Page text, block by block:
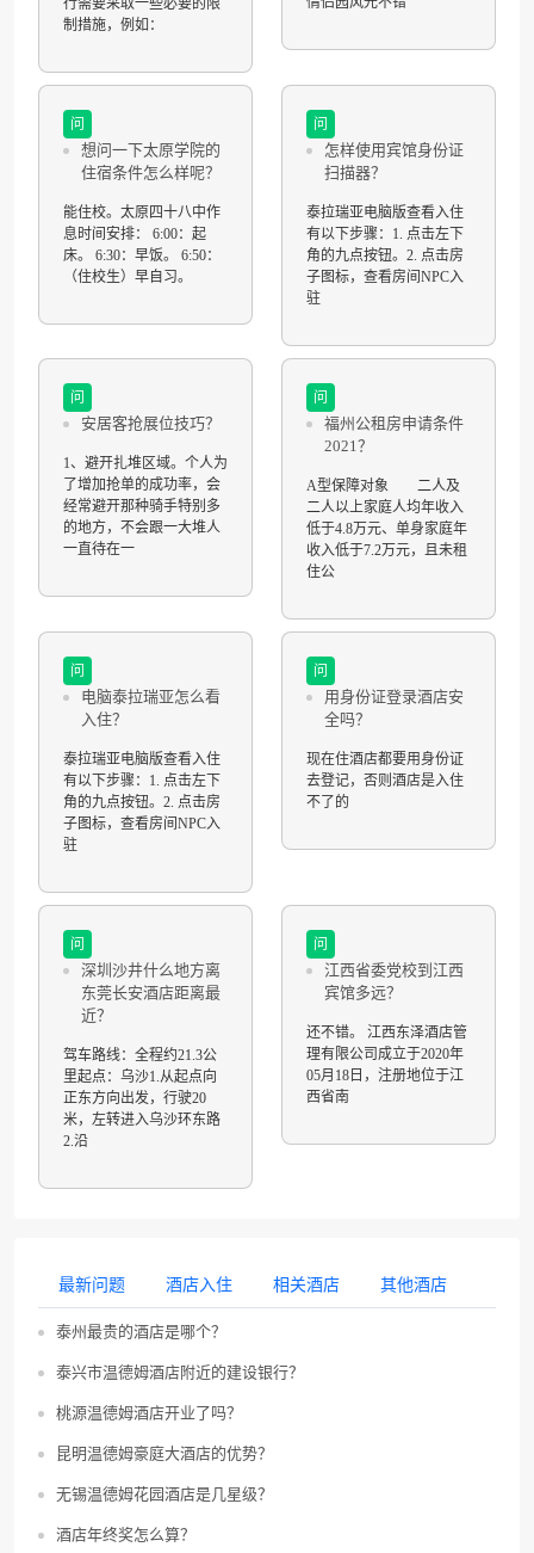
制措施，例如：
问
想问一下太原学院的
住宿条件怎么样呢？
能住校。太原四十八中作
息时间安排： 6:00：起
床。 6:30：早饭。 6:50：
（住校生）早自习。
问
怎样使用宾馆身份证
扫描器？
泰拉瑞亚电脑版查看入住
有以下步骤：1. 点击左下
角的九点按钮。2. 点击房
子图标，查看房间NPC入
驻
问
安居客抢展位技巧？
1、避开扎堆区域。个人为
了增加抢单的成功率，会
经常避开那种骑手特别多
的地方，不会跟一大堆人
一直待在一
问
福州公租房申请条件
2021？
A型保障对象 二人及
二人以上家庭人均年收入
低于4.8万元、单身家庭年
收入低于7.2万元，且未租
住公
问
电脑泰拉瑞亚怎么看
入住？
泰拉瑞亚电脑版查看入住
有以下步骤：1. 点击左下
角的九点按钮。2. 点击房
子图标，查看房间NPC入
驻
问
用身份证登录酒店安
全吗？
现在住酒店都要用身份证
去登记，否则酒店是入住
不了的
问
深圳沙井什么地方离
东莞长安酒店距离最
近？
驾车路线：全程约21.3公
里起点：乌沙1.从起点向
正东方向出发，行驶20
米，左转进入乌沙环东路
2.沿
问
江西省委党校到江西
宾馆多远？
还不错。 江西东泽酒店管
理有限公司成立于2020年
05月18日，注册地位于江
西省南
最新问题 酒店入住 相关酒店 其他酒店
泰州最贵的酒店是哪个？
泰兴市温德姆酒店附近的建设银行？
桃源温德姆酒店开业了吗？
昆明温德姆豪庭大酒店的优势？
无锡温德姆花园酒店是几星级？
酒店年终奖怎么算？